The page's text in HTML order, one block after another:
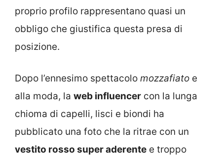
proprio profilo rappresentano quasi un
obbligo che giustifica questa presa di
posizione.
Dopo l’ennesimo spettacolo mozzafiato e
alla moda, la web influencer con la lunga
chioma di capelli, lisci e biondi ha
pubblicato una foto che la ritrae con un
vestito rosso super aderente e troppo